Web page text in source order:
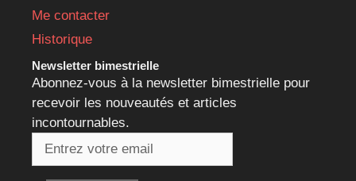
Me contacter
Historique
Newsletter bimestrielle
Abonnez-vous à la newsletter bimestrielle pour
recevoir les nouveautés et articles
incontournables.